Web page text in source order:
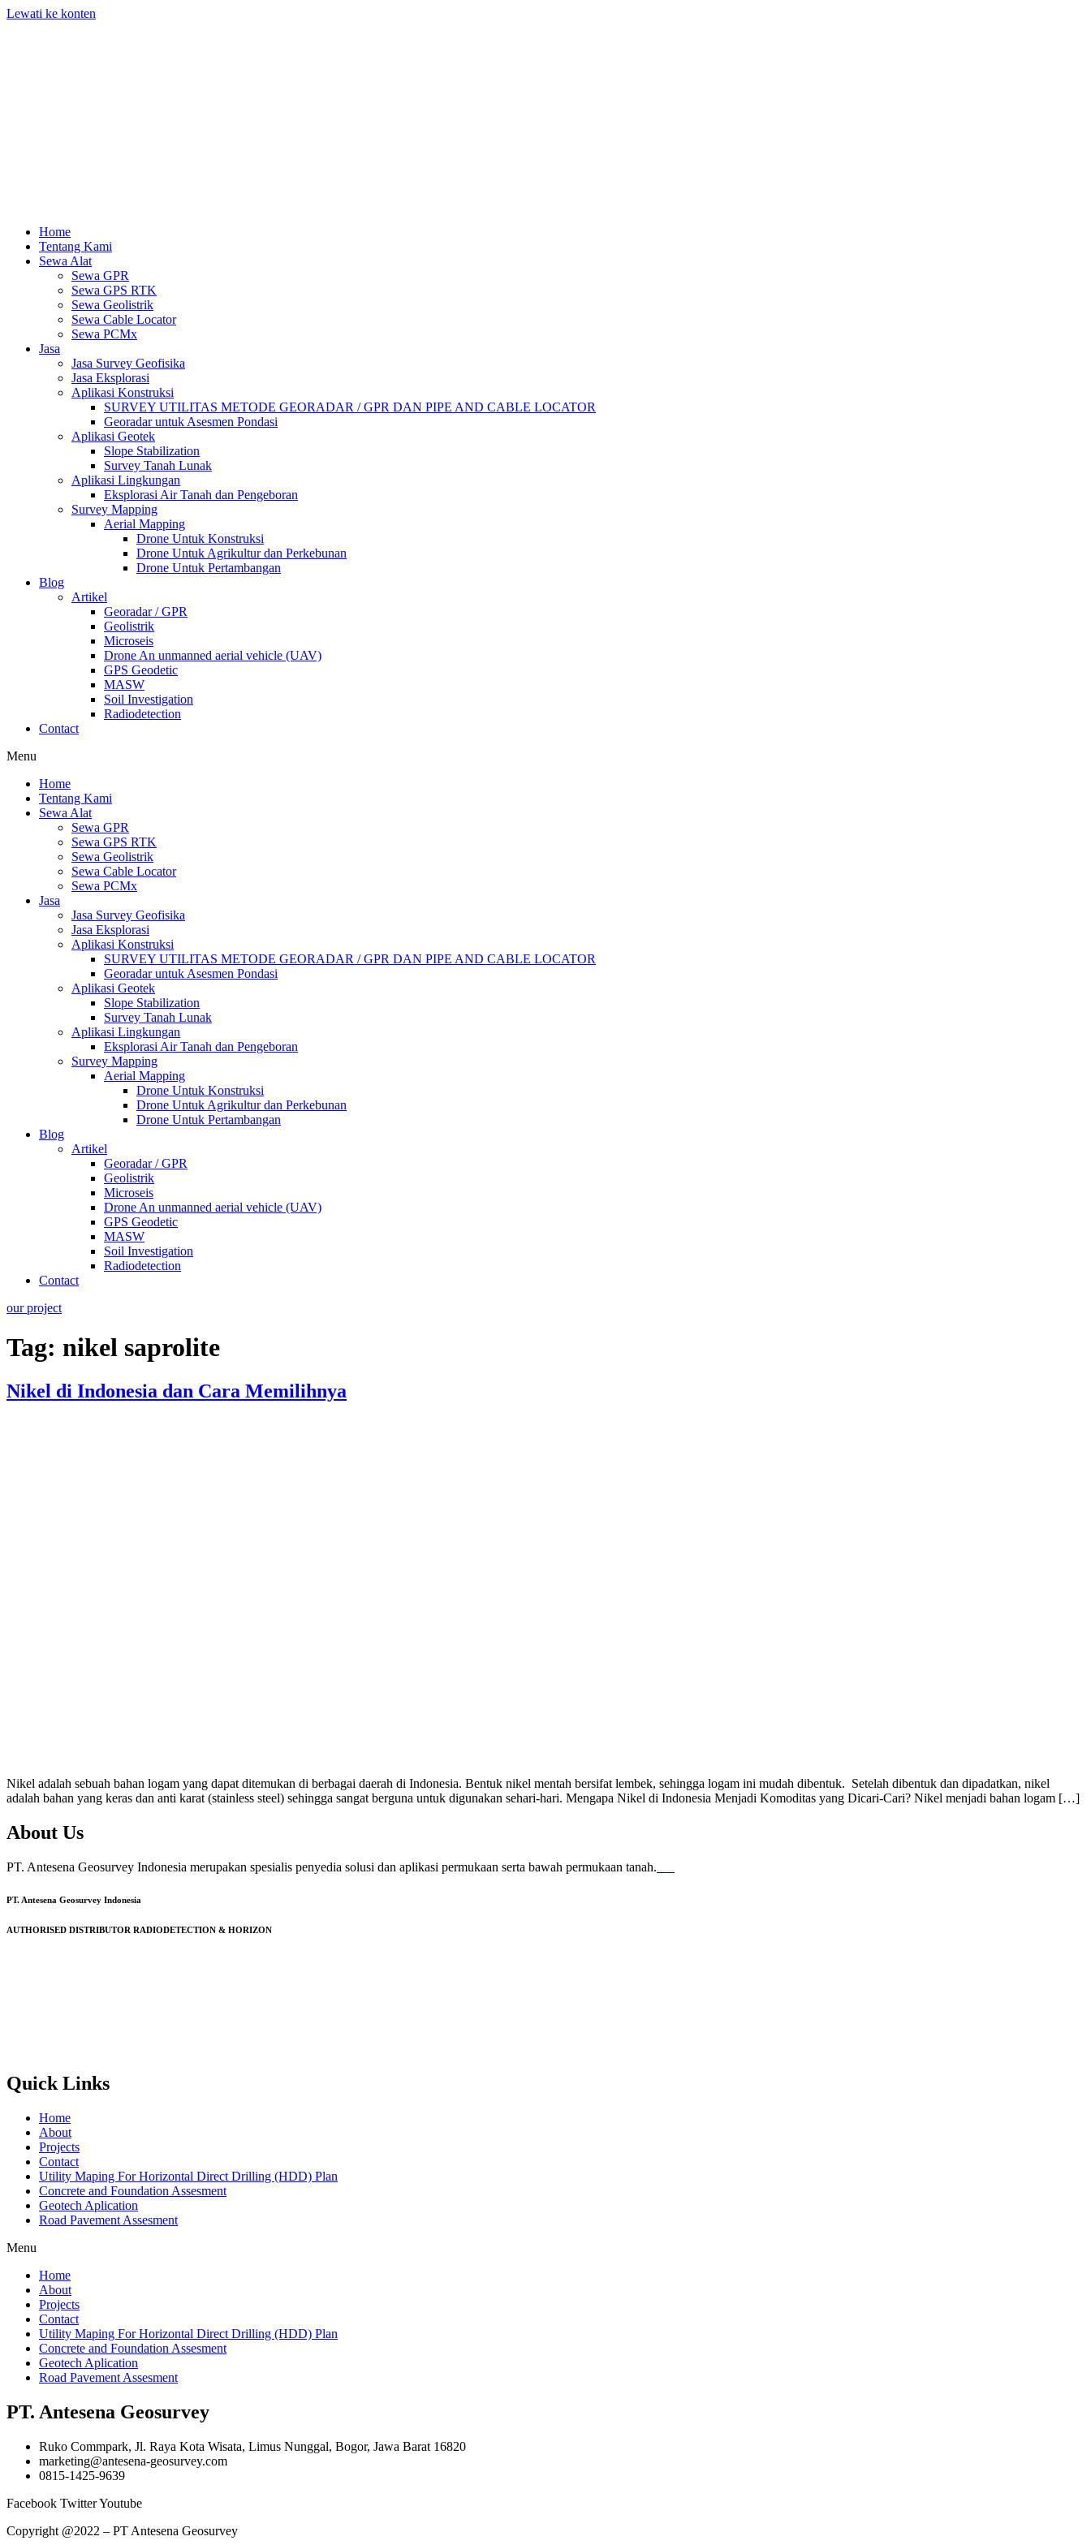
Lewati ke konten
Home
Tentang Kami
Sewa Alat
Sewa GPR
Sewa GPS RTK
Sewa Geolistrik
Sewa Cable Locator
Sewa PCMx
Jasa
Jasa Survey Geofisika
Jasa Eksplorasi
Aplikasi Konstruksi
SURVEY UTILITAS METODE GEORADAR / GPR DAN PIPE AND CABLE LOCATOR
Georadar untuk Asesmen Pondasi
Aplikasi Geotek
Slope Stabilization
Survey Tanah Lunak
Aplikasi Lingkungan
Eksplorasi Air Tanah dan Pengeboran
Survey Mapping
Aerial Mapping
Drone Untuk Konstruksi
Drone Untuk Agrikultur dan Perkebunan
Drone Untuk Pertambangan
Blog
Artikel
Georadar / GPR
Geolistrik
Microseis
Drone An unmanned aerial vehicle (UAV)
GPS Geodetic
MASW
Soil Investigation
Radiodetection
Contact
Menu
Home
Tentang Kami
Sewa Alat
Sewa GPR
Sewa GPS RTK
Sewa Geolistrik
Sewa Cable Locator
Sewa PCMx
Jasa
Jasa Survey Geofisika
Jasa Eksplorasi
Aplikasi Konstruksi
SURVEY UTILITAS METODE GEORADAR / GPR DAN PIPE AND CABLE LOCATOR
Georadar untuk Asesmen Pondasi
Aplikasi Geotek
Slope Stabilization
Survey Tanah Lunak
Aplikasi Lingkungan
Eksplorasi Air Tanah dan Pengeboran
Survey Mapping
Aerial Mapping
Drone Untuk Konstruksi
Drone Untuk Agrikultur dan Perkebunan
Drone Untuk Pertambangan
Blog
Artikel
Georadar / GPR
Geolistrik
Microseis
Drone An unmanned aerial vehicle (UAV)
GPS Geodetic
MASW
Soil Investigation
Radiodetection
Contact
our project
Tag: nikel saprolite
Nikel di Indonesia dan Cara Memilihnya
Nikel adalah sebuah bahan logam yang dapat ditemukan di berbagai daerah di Indonesia. Bentuk nikel mentah bersifat lembek, sehingga logam ini mudah dibentuk. Setelah dibentuk dan dipadatkan, nikel
adalah bahan yang keras dan anti karat (stainless steel) sehingga sangat berguna untuk digunakan sehari-hari. Mengapa Nikel di Indonesia Menjadi Komoditas yang Dicari-Cari? Nikel menjadi bahan logam […]
About Us
PT. Antesena Geosurvey Indonesia merupakan spesialis penyedia solusi dan aplikasi permukaan serta bawah permukaan tanah.
PT. Antesena Geosurvey Indonesia
AUTHORISED DISTRIBUTOR RADIODETECTION & HORIZON
Quick Links
Home
About
Projects
Contact
Utility Maping For Horizontal Direct Drilling (HDD) Plan
Concrete and Foundation Assesment
Geotech Aplication
Road Pavement Assesment
Menu
Home
About
Projects
Contact
Utility Maping For Horizontal Direct Drilling (HDD) Plan
Concrete and Foundation Assesment
Geotech Aplication
Road Pavement Assesment
PT. Antesena Geosurvey
Ruko Commpark, Jl. Raya Kota Wisata, Limus Nunggal, Bogor, Jawa Barat 16820
marketing@antesena-geosurvey.com
0815-1425-9639
Facebook TwitterYoutube
Copyright @2022 – PT Antesena Geosurvey